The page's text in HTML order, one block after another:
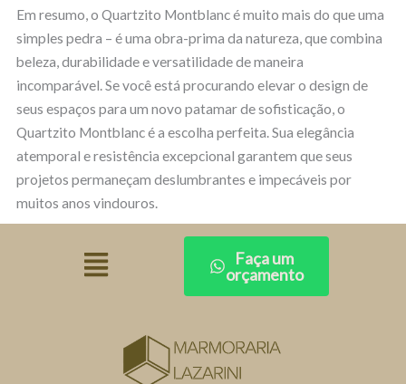
Em resumo, o Quartzito Montblanc é muito mais do que uma
simples pedra – é uma obra-prima da natureza, que combina
beleza, durabilidade e versatilidade de maneira
incomparável. Se você está procurando elevar o design de
seus espaços para um novo patamar de sofisticação, o
Quartzito Montblanc é a escolha perfeita. Sua elegância
atemporal e resistência excepcional garantem que seus
projetos permaneçam deslumbrantes e impecáveis por
muitos anos vindouros.
Faça um
orçamento